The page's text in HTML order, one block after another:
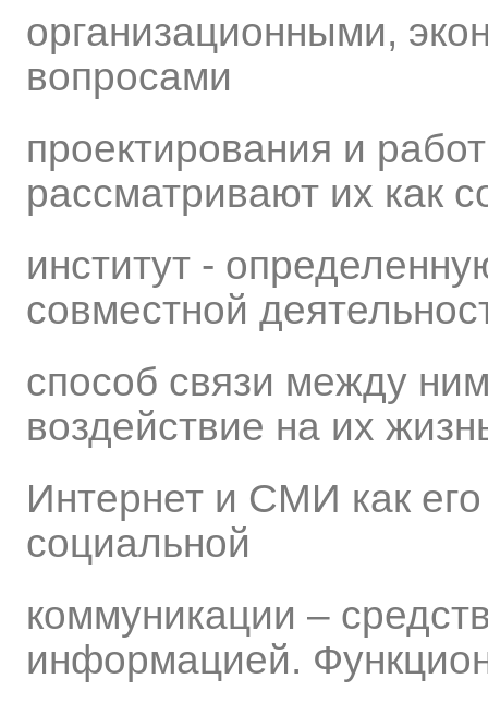
организационными,
вопросами
проектирования и
рассматривают их как
институт -
совместной
способ связи между
воздействие на их
Интернет и СМИ как его
социальной
коммуникации –
информацией.